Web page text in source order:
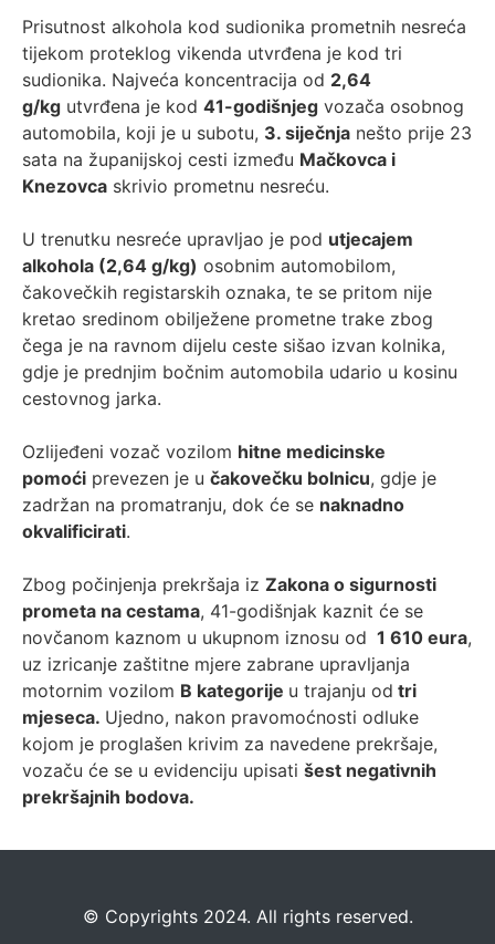
Prisutnost alkohola kod sudionika prometnih nesreća
tijekom proteklog vikenda utvrđena je kod tri
sudionika. Najveća koncentracija od 2,64
g/kg utvrđena je kod 41-godišnjeg vozača osobnog
automobila, koji je u subotu, 3. siječnja nešto prije 23
sata na županijskoj cesti između Mačkovca i
Knezovca skrivio prometnu nesreću.
U trenutku nesreće upravljao je pod utjecajem
alkohola (2,64 g/kg) osobnim automobilom,
čakovečkih registarskih oznaka, te se pritom nije
kretao sredinom obilježene prometne trake zbog
čega je na ravnom dijelu ceste sišao izvan kolnika,
gdje je prednjim bočnim automobila udario u kosinu
cestovnog jarka.
Ozlijeđeni vozač vozilom hitne medicinske
pomoći prevezen je u čakovečku bolnicu, gdje je
zadržan na promatranju, dok će se naknadno
okvalificirati.
Zbog počinjenja prekršaja iz Zakona o sigurnosti
prometa na cestama, 41-godišnjak kaznit će se
novčanom kaznom u ukupnom iznosu od 1 610 eura,
uz izricanje zaštitne mjere zabrane upravljanja
motornim vozilom B kategorije u trajanju od tri
mjeseca. Ujedno, nakon pravomoćnosti odluke
kojom je proglašen krivim za navedene prekršaje,
vozaču će se u evidenciju upisati šest negativnih
prekršajnih bodova.
©️ Copyrights 2024. All rights reserved.